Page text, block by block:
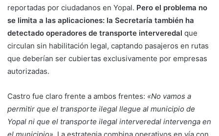
reportadas por ciudadanos en Yopal. Pero el problema no
se limita a las aplicaciones: la Secretaría también ha
detectado operadores de transporte interveredal que
circulan sin habilitación legal, captando pasajeros en rutas
que deberían ser cubiertas exclusivamente por empresas
autorizadas.
Castro fue claro frente a ambos frentes: «No vamos a
permitir que el transporte ilegal llegue al municipio de
Yopal ni que el transporte ilegal interveredal intervenga en
el municipio» . La estrategia combina operativos en vía con